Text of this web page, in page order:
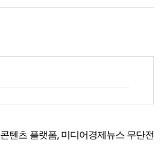
텐츠 플랫폼, 미디어경제뉴스 무단전